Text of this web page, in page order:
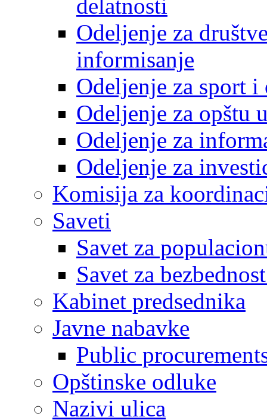
delatnosti
Odeljenje za
informisanje
Odeljenje za sport
Odeljenje za opštu
Odeljenje za
Odeljenje za
Komisija za
Saveti
Savet za
Savet za
Kabinet predsednika
Javne nabavke
Public
Opštinske odluke
Nazivi ulica